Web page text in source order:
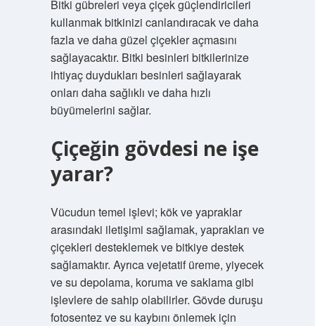
Bitki gübreleri veya çiçek güçlendiricileri
kullanmak bitkinizi canlandıracak ve daha
fazla ve daha güzel çiçekler açmasını
sağlayacaktır. Bitki besinleri bitkilerinize
ihtiyaç duydukları besinleri sağlayarak
onları daha sağlıklı ve daha hızlı
büyümelerini sağlar.
Çiçeğin gövdesi ne işe
yarar?
Vücudun temel işlevi; kök ve yapraklar
arasındaki iletişimi sağlamak, yaprakları ve
çiçekleri desteklemek ve bitkiye destek
sağlamaktır. Ayrıca vejetatif üreme, yiyecek
ve su depolama, koruma ve saklama gibi
işlevlere de sahip olabilirler. Gövde duruşu
fotosentez ve su kaybını önlemek için